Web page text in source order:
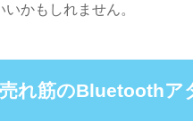
かもしれません。
れ筋のBluetoothア